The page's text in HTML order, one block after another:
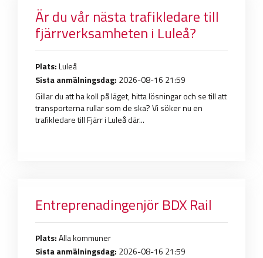
Är du vår nästa trafikledare till
fjärrverksamheten i Luleå?
Plats:Luleå
Sista anmälningsdag: 2026-08-16 21:59
Gillar du att ha koll på läget, hitta lösningar och se till att
transporterna rullar som de ska? Vi söker nu en
trafikledare till Fjärr i Luleå där...
Entreprenadingenjör BDX Rail
Plats:Alla kommuner
Sista anmälningsdag: 2026-08-16 21:59